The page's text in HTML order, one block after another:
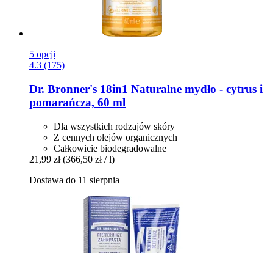
5 opcji
4.3 (175)
Dr. Bronner's 18in1 Naturalne mydło -​ cytrus i
pomarańcza, 60 ml
Dla wszystkich rodzajów skóry
Z cennych olejów organicznych
Całkowicie biodegradowalne
21,99 zł (366,50 zł / l)
Dostawa do 11 sierpnia